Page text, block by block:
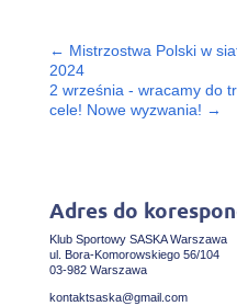
← Mistrzostwa Polski w
2024
2 września - wracamy do
cele! Nowe wyzwania! →
Adres do
Klub Sportowy SASKA Warszawa
ul. Bora-Komorowskiego 56/104
03-982 Warszawa
kontaktsaska@gmail.com